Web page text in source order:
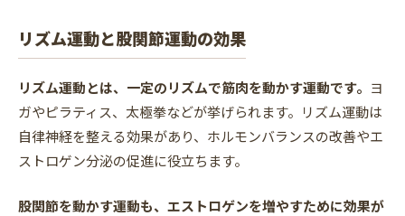
リズム運動と股関節運動の効果
リズム運動とは、一定のリズムで筋肉を動かす運動です。 ヨ
ガやピラティス、太極拳などが挙げられます。リズム運動は
自律神経を整える効果があり、ホルモンバランスの改善やエ
ストロゲン分泌の促進に役立ちます。
股関節を動かす運動も、エストロゲンを増やすために効果が